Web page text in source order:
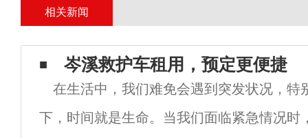
相关新闻
岑溪救护车租用，预定更便捷
在生活中，我们难免会遇到突发状况，特
下，时间就是生命。当我们面临紧急情况时